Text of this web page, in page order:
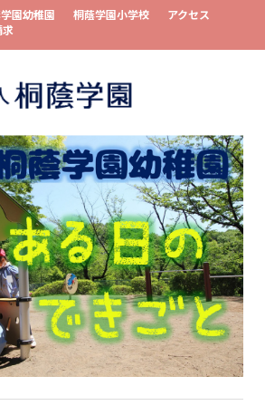
園幼稚園 桐蔭学園小学校
アクセス
コンテンツへスキップ